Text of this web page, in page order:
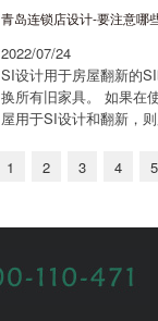
万的设计师，这些坑必须
青岛连锁店设计-要注意哪
2022/07/24
SI设计用于房屋翻新的
换所有旧家具。 如果在
屋用于SI设计和翻新，
仍然完好无损，但看起
1 2 3 4 5